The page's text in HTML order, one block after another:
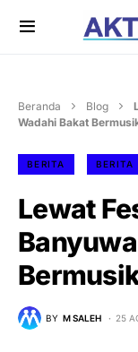
Beranda Blog
Wadahi Bakat
BERITA BERITA
Lewat
BY M SALEH 25